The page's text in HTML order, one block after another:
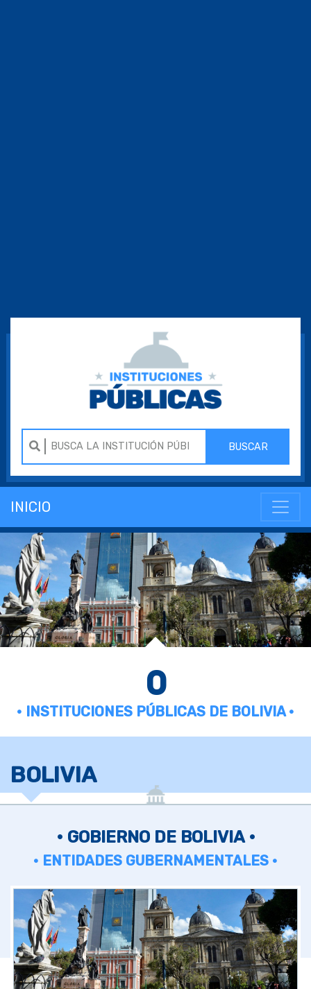
BUSCAR
INICIO
0
• INSTITUCIONES PÚBLICAS DE BOLIVIA •
BOLIVIA
• GOBIERNO DE BOLIVIA •
• ENTIDADES GUBERNAMENTALES •